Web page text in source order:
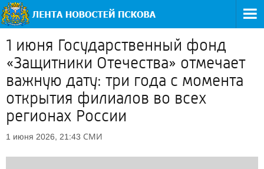
1 июня Государственный фонд
«Защитники Отечества» отмечает
важную дату: три года с момента
открытия филиалов во всех
регионах России
1 июня 2026, 21:43 СМИ